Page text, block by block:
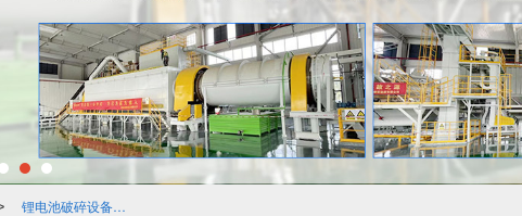
锂电池破碎设备生产线